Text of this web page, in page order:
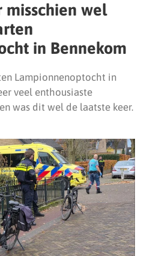
misschien wel
in Bennekom
Lampionnenoptocht in
veel enthousiaste
was dit wel de laatste keer.